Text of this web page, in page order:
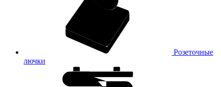
Розеточные
лючки